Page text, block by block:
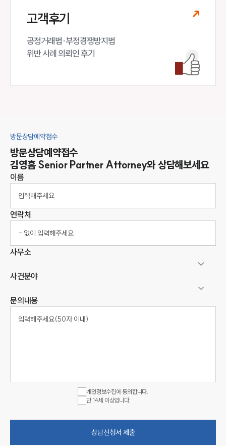
고객후기
공정거래법·부정경쟁방지법
위반 사례 의뢰인 후기
방문상담예약접수
방문상담예약접수
김영흠 Senior Partner Attorney와 상담해보세요
이름
연락처
사무소
사건분야
문의내용
개인정보수집에 동의합니다.
만 14세 이상입니다.
상담신청서 제출